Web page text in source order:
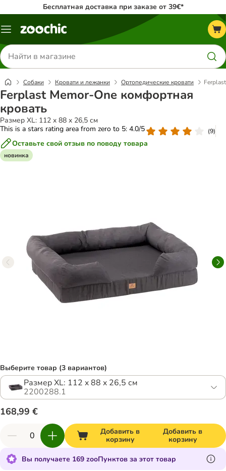
Бесплатная доставка при заказе от 39€*
Каталог
Поиск
товаров
Собаки Кровати и лежанки Ортопедические кровати
Ferplast Memor-One комфортная
кровать
Размер XL: 112 x 88 x 26,5 см
This is a stars rating area from zero to 5: 4.0/5
(9)
Оставьте свой отзыв по поводу товара
новинка
Выберите товар (3 вариантов)
Размер XL: 112 x 88 x 26,5 см
2200288.1
168,99 €
Добавить в
корзину
Добавить в
корзину
Вы получаете 169 zooПунктов за этот товар